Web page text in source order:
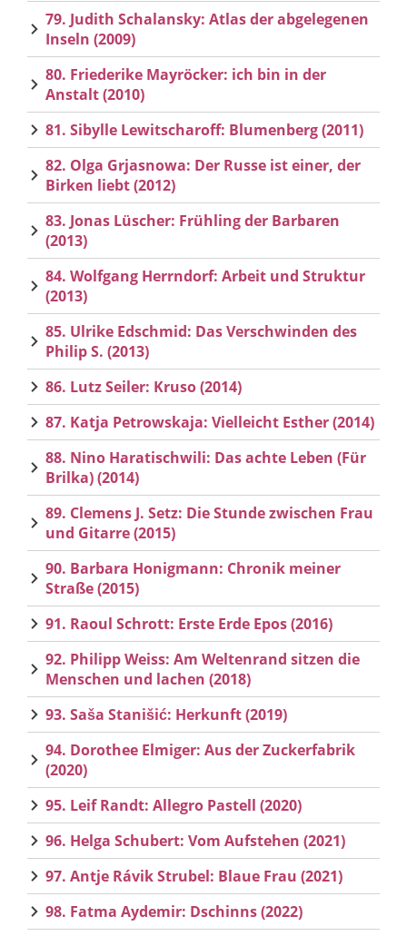
79. Judith Schalansky: Atlas der abgelegenen
Inseln (2009)
80. Friederike Mayröcker: ich bin in der
Anstalt (2010)
81. Sibylle Lewitscharoff: Blumenberg (2011)
82. Olga Grjasnowa: Der Russe ist einer, der
Birken liebt (2012)
83. Jonas Lüscher: Frühling der Barbaren
(2013)
84. Wolfgang Herrndorf: Arbeit und Struktur
(2013)
85. Ulrike Edschmid: Das Verschwinden des
Philip S. (2013)
86. Lutz Seiler: Kruso (2014)
87. Katja Petrowskaja: Vielleicht Esther (2014)
88. Nino Haratischwili: Das achte Leben (Für
Brilka) (2014)
89. Clemens J. Setz: Die Stunde zwischen Frau
und Gitarre (2015)
90. Barbara Honigmann: Chronik meiner
Straße (2015)
91. Raoul Schrott: Erste Erde Epos (2016)
92. Philipp Weiss: Am Weltenrand sitzen die
Menschen und lachen (2018)
93. Saša Stanišić: Herkunft (2019)
94. Dorothee Elmiger: Aus der Zuckerfabrik
(2020)
95. Leif Randt: Allegro Pastell (2020)
96. Helga Schubert: Vom Aufstehen (2021)
97. Antje Rávik Strubel: Blaue Frau (2021)
98. Fatma Aydemir: Dschinns (2022)